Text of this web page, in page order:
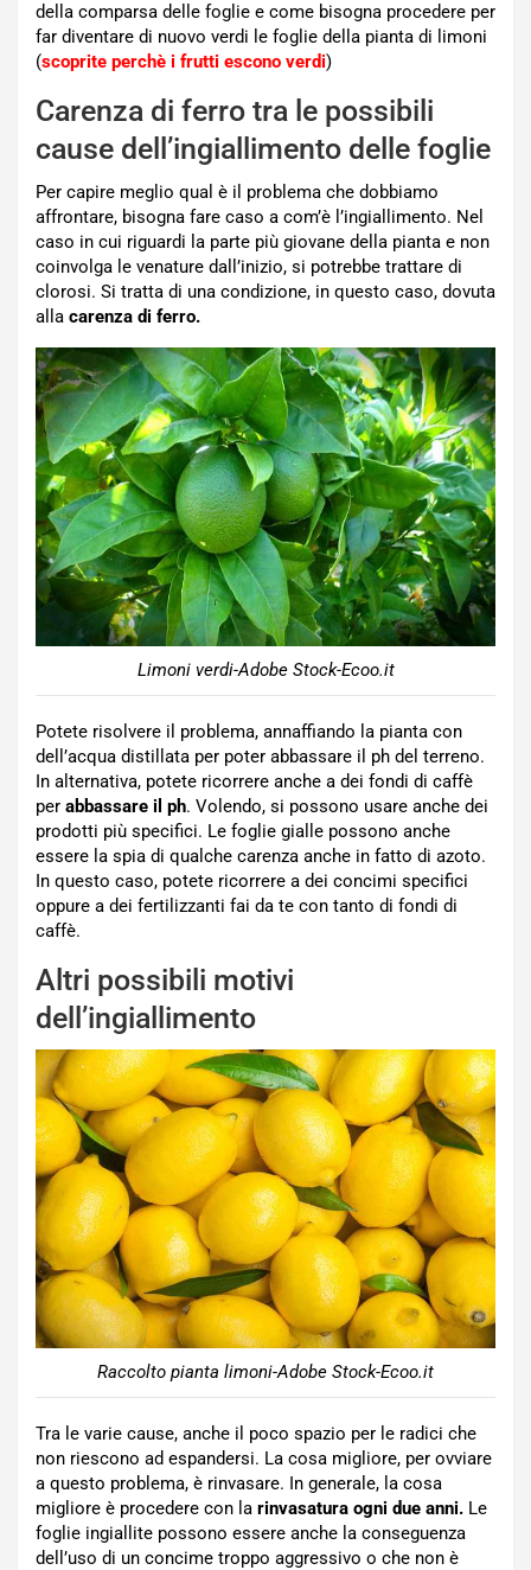
della comparsa delle foglie e come bisogna procedere per
far diventare di nuovo verdi le foglie della pianta di limoni
(scoprite perchè i frutti escono verdi)
Carenza di ferro tra le possibili
cause dell’ingiallimento delle foglie
Per capire meglio qual è il problema che dobbiamo
affrontare, bisogna fare caso a com’è l’ingiallimento. Nel
caso in cui riguardi la parte più giovane della pianta e non
coinvolga le venature dall’inizio, si potrebbe trattare di
clorosi. Si tratta di una condizione, in questo caso, dovuta
alla carenza di ferro.
Limoni verdi-Adobe Stock-Ecoo.it
Potete risolvere il problema, annaffiando la pianta con
dell’acqua distillata per poter abbassare il ph del terreno.
In alternativa, potete ricorrere anche a dei fondi di caffè
per abbassare il ph. Volendo, si possono usare anche dei
prodotti più specifici. Le foglie gialle possono anche
essere la spia di qualche carenza anche in fatto di azoto.
In questo caso, potete ricorrere a dei concimi specifici
oppure a dei fertilizzanti fai da te con tanto di fondi di
caffè.
Altri possibili motivi
dell’ingiallimento
Raccolto pianta limoni-Adobe Stock-Ecoo.it
Tra le varie cause, anche il poco spazio per le radici che
non riescono ad espandersi. La cosa migliore, per ovviare
a questo problema, è rinvasare. In generale, la cosa
migliore è procedere con la rinvasatura ogni due anni. Le
foglie ingiallite possono essere anche la conseguenza
dell’uso di un concime troppo aggressivo o che non è